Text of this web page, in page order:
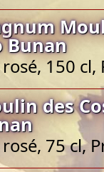
Bunan
150 cl,
des
75 cl,